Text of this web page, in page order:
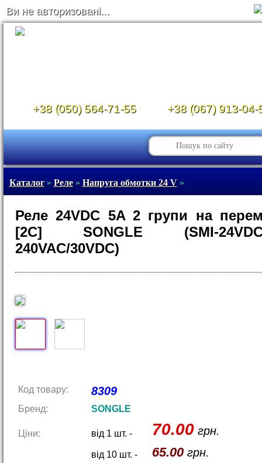
Ви не авторизовані...
+38 (050) 564-71-55 +38 (067) 913-04-
Каталог» Реле» Напруга обмотки 24 V»
Реле 24VDC 5A 2 групи на
[2C] SONGLE (SMI-24VDC-
240VAC/30VDC)
Код товару: 8309
Бренд: SONGLE
Ціни: від 1 шт. - 70.00грн.
від 10 шт. - 65.00грн.